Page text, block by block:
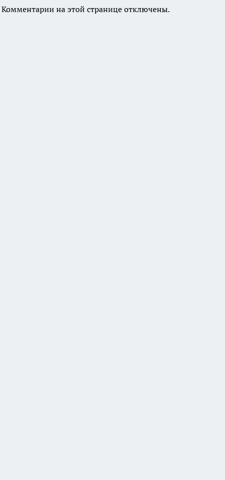
Комментарии на этой странице отключены.